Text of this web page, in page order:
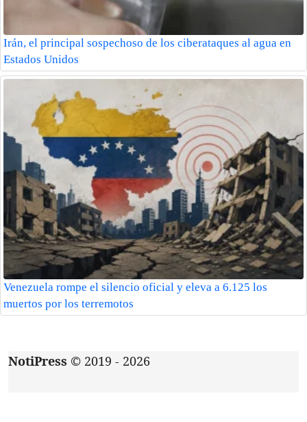
Irán, el principal sospechoso de los ciberataques al agua en
Estados Unidos
Venezuela rompe el silencio oficial y eleva a 6.125 los
muertos por los terremotos
NotiPress © 2019 - 2026